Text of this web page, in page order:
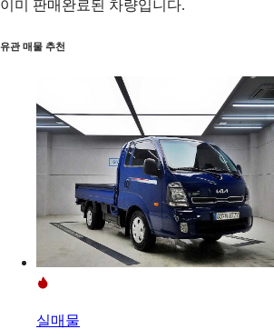
이미 판매완료된 차량입니다.
유관 매물 추천
실매물